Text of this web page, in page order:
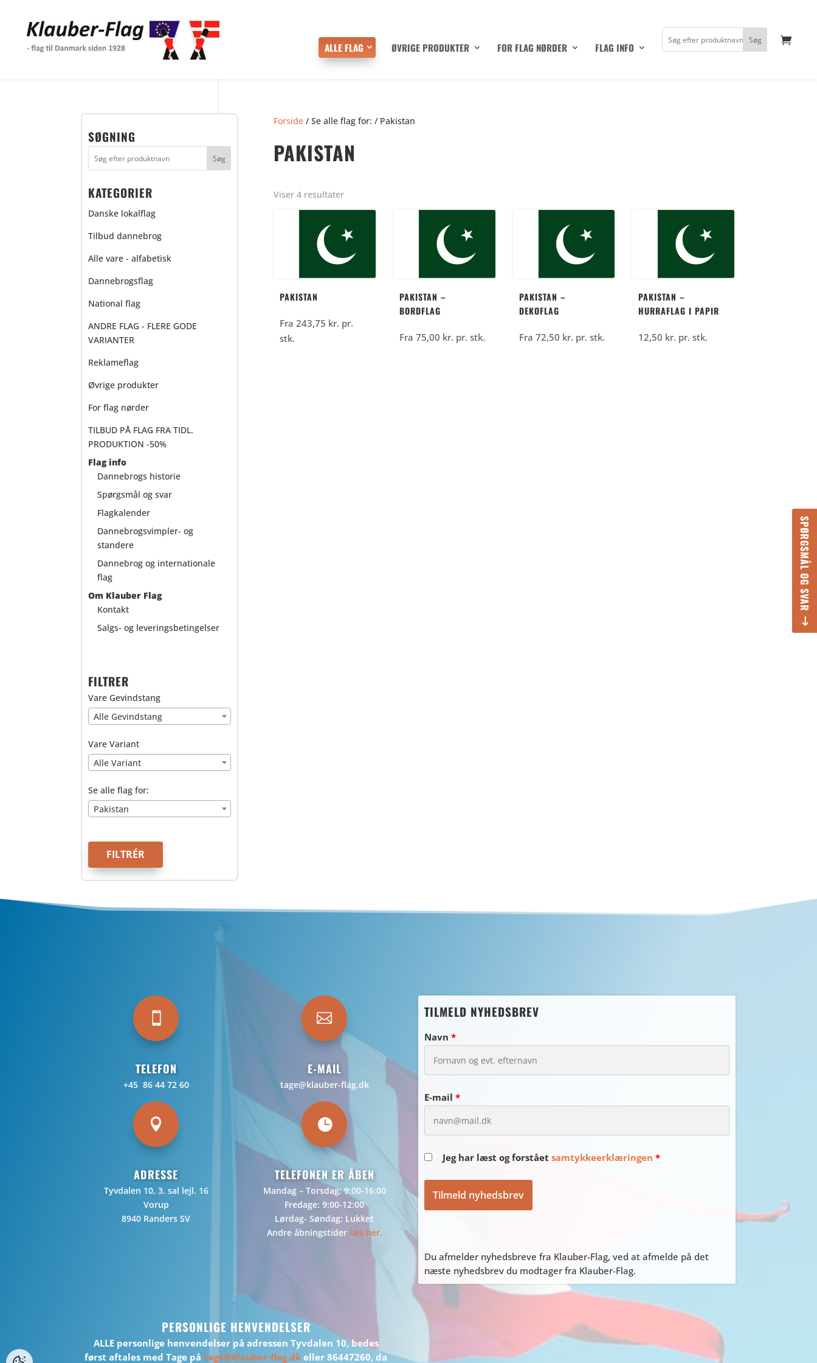
ALLE FLAG ØVRIGE PRODUKTER FOR FLAG NØRDER FLAG INFO
SPØRGSMÅL OG SVAR
Forside / Se alle flag for: / Pakistan
PAKISTAN
Viser 4 resultater
PAKISTAN
Fra 243,75 kr. pr.
stk.
PAKISTAN –
BORDFLAG
Fra 75,00 kr. pr. stk.
PAKISTAN –
DEKOFLAG
Fra 72,50 kr. pr. stk.
PAKISTAN –
HURRAFLAG I PAPIR
12,50 kr. pr. stk.
SØGNING
KATEGORIER
Danske lokalflag
Tilbud dannebrog
Alle vare - alfabetisk
Dannebrogsflag
National flag
ANDRE FLAG - FLERE GODE
VARIANTER
Reklameflag
Øvrige produkter
For flag nørder
TILBUD PÅ FLAG FRA TIDL.
PRODUKTION -50%
Flag info
Dannebrogs historie
Spørgsmål og svar
Flagkalender
Dannebrogsvimpler- og
standere
Dannebrog og internationale
flag
Om Klauber Flag
Kontakt
Salgs- og leveringsbetingelser
FILTRER
Vare Gevindstang
Alle Gevindstang
Vare Variant
Alle Variant
Se alle flag for:
Pakistan
FILTRÉR

TELEFON
+45 86 44 72 60

ADRESSE
Tyvdalen 10, 3. sal lejl. 16
Vorup
8940 Randers SV

E-MAIL
tage@klauber-flag.dk

TELEFONEN ER ÅBEN
Mandag – Torsdag: 9:00-16:00
Fredage: 9:00-12:00
Lørdag- Søndag: Lukket
Andre åbningstider læs her.
TILMELD NYHEDSBREV
Navn*
E-mail*
Jeg har læst og forståetsamtykkeerklæringen *
Du afmelder nyhedsbreve fra Klauber-Flag, ved at afmelde på det
næste nyhedsbrev du modtager fra Klauber-Flag.
PERSONLIGE HENVENDELSER
ALLE personlige henvendelser på adressen Tyvdalen 10, bedes
først aftales med Tage på tage@klauber-flag.dk eller 86447260, da